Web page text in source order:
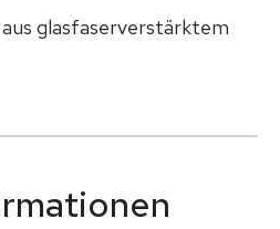
glasfaserverstärktem